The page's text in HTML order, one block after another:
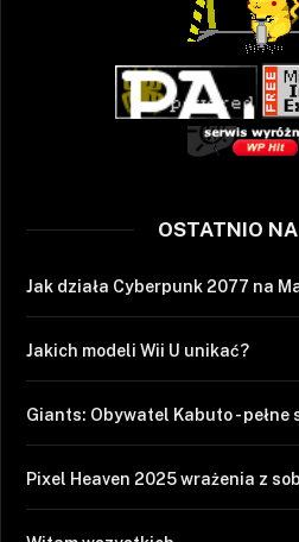
OSTATNIO
Jak działa Cyberpunk 2077 na
Jakich modeli Wii U unikać?
Giants: Obywatel Kabuto - pełne
Pixel Heaven 2025 wrażenia z